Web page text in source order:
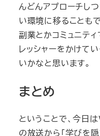
んどんアプローチし
い環境に移ることも
副業とかコミュニテ
レッシャーをかけて
いかなと思います。
まとめ
ということで、今日は
の放送から「学びを